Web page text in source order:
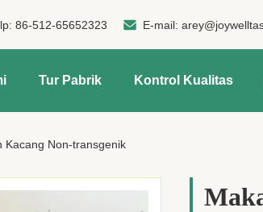
86-512-65652323 E-mail:
Tur Pabrik Kontrol Kualitas
Kacang Non-transgenik